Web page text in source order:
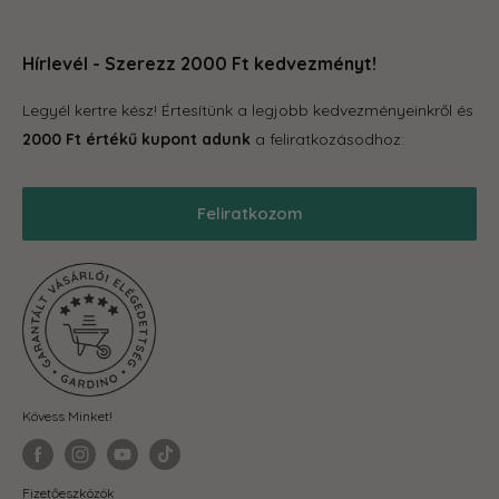
hogy megleld amire vágysz.
Otthon és konyha
Grill
Balkonkertészet
Téli termékek
Fit-out cégeknek
Kapcsolat
Gardino Hűségprogram
Reklamáció, garancia
Adatkezelési Tájékoztató
Visszaküldés és elállás
Hírlevél - Szerezz 2000 Ft kedvezményt!
Legyél kertre kész! Értesítünk a legjobb kedvezményeinkről és
2000 Ft értékű kupont adunk a feliratkozásodhoz:
Feliratkozom
Kövess Minket!
Fizetőeszközök